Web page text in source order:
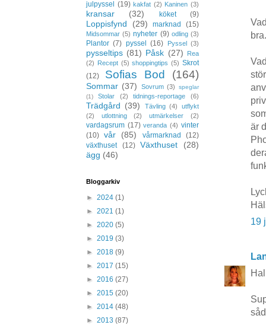
är
19
julpyssel
(19) kakfat (2) Kaninen (3)
kransar (32) köket (9)
Loppisfynd (29) marknad (15)
Midsommar (5) nyheter (9) odling (3)
Plantor (7) pyssel (16) Pyssel (3)
pysseltips (81) Påsk (27)
Rea
(2) Recept (5) shoppingtips (5) Skrot
(12)
Sofias Bod (164)
Sommar (37) Sovrum (3)
speglar
(1)
Stolar (2) tidnings-reportage (6)
Trädgård (39) Tävling (4)
utflykt
(2)
utlottning (2) utmärkelser (2)
vardagsrum (17) veranda (4) vinter
(10) vår (85) vårmarknad
(12)
växthuset
(12) Växthuset
(28)
ägg (46)
Bloggarkiv
► 2024 (1)
► 2021 (1)
► 2020 (5)
► 2019 (3)
► 2018 (9)
► 2017 (15)
► 2016 (27)
► 2015 (20)
► 2014 (48)
► 2013 (87)